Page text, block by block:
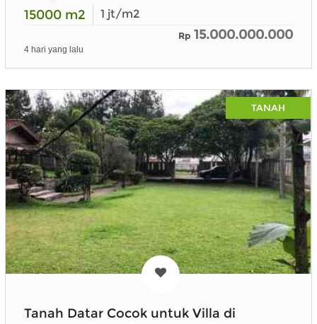
15000 m2 1 jt/m2
Rp 15.000.000.000
4 hari yang lalu
TANAH
Tanah Datar Cocok untuk Villa di